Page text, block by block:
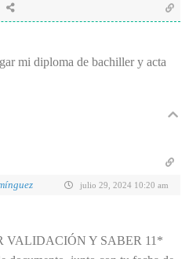
mi diploma de bachiller y acta
julio 29, 2024 10:20 am
VALIDACIÓN Y SABER 11*